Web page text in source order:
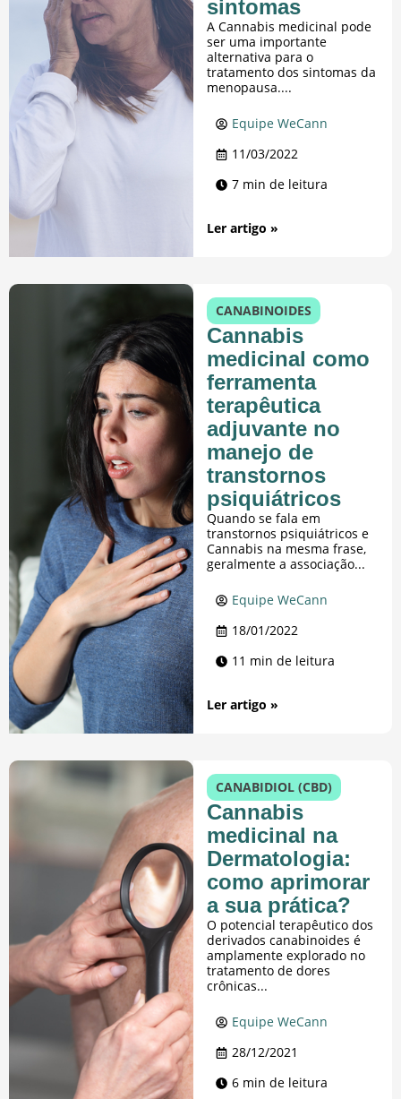
sintomas
A Cannabis medicinal pode
ser uma importante
alternativa para o
tratamento dos sintomas da
menopausa....
Equipe WeCann
11/03/2022
7 min de leitura
Ler artigo »
CANABINOIDES
Cannabis
medicinal como
ferramenta
terapêutica
adjuvante no
manejo de
transtornos
psiquiátricos
Quando se fala em
transtornos psiquiátricos e
Cannabis na mesma frase,
geralmente a associação...
Equipe WeCann
18/01/2022
11 min de leitura
Ler artigo »
CANABIDIOL (CBD)
Cannabis
medicinal na
Dermatologia:
como aprimorar
a sua prática?
O potencial terapêutico dos
derivados canabinoides é
amplamente explorado no
tratamento de dores
crônicas...
Equipe WeCann
28/12/2021
6 min de leitura